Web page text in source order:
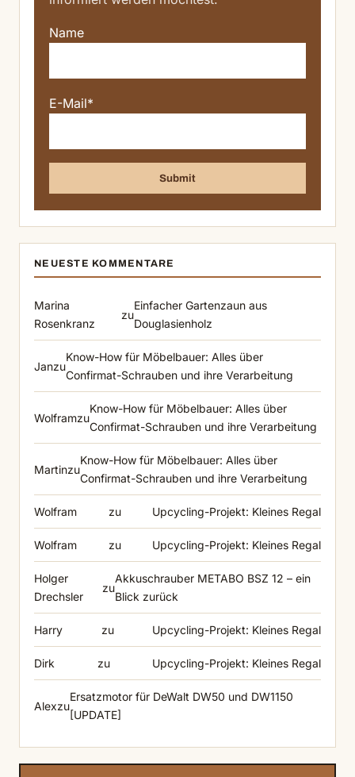
Name
E-Mail*
NEUESTE KOMMENTARE
Marina
Rosenkranz
zu
Einfacher Gartenzaun aus
Douglasienholz
Janzu
Know-How für Möbelbauer: Alles über
Confirmat-Schrauben und ihre Verarbeitung
Wolframzu
Know-How für Möbelbauer: Alles über
Confirmat-Schrauben und ihre Verarbeitung
Martinzu
Know-How für Möbelbauer: Alles über
Confirmat-Schrauben und ihre Verarbeitung
Wolfram zu Upcycling-Projekt: Kleines Regal
Wolfram zu Upcycling-Projekt: Kleines Regal
Holger
Drechsler
zu
Akkuschrauber METABO BSZ 12 – ein
Blick zurück
Harry zu Upcycling-Projekt: Kleines Regal
Dirk zu Upcycling-Projekt: Kleines Regal
Alexzu
Ersatzmotor für DeWalt DW50 und DW1150
[UPDATE]